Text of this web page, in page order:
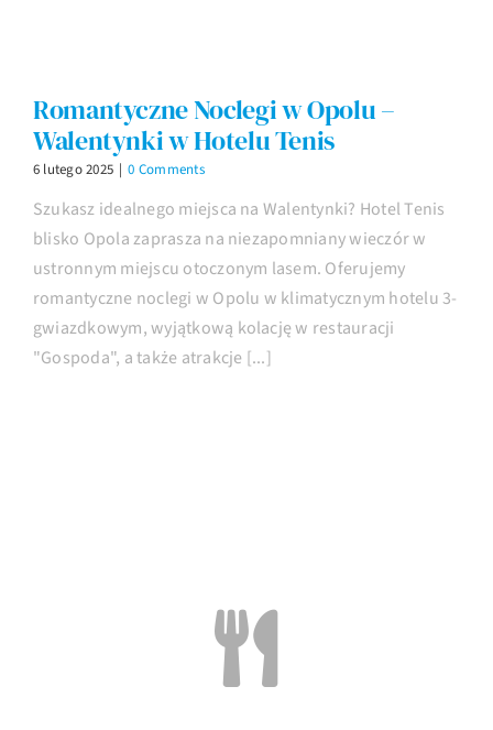
Romantyczne Noclegi w Opolu –
Walentynki w Hotelu Tenis
6 lutego 2025 | 0 Comments
Szukasz idealnego miejsca na Walentynki? Hotel Tenis
blisko Opola zaprasza na niezapomniany wieczór w
ustronnym miejscu otoczonym lasem. Oferujemy
romantyczne noclegi w Opolu w klimatycznym hotelu 3-
gwiazdkowym, wyjątkową kolację w restauracji
"Gospoda", a także atrakcje [...]